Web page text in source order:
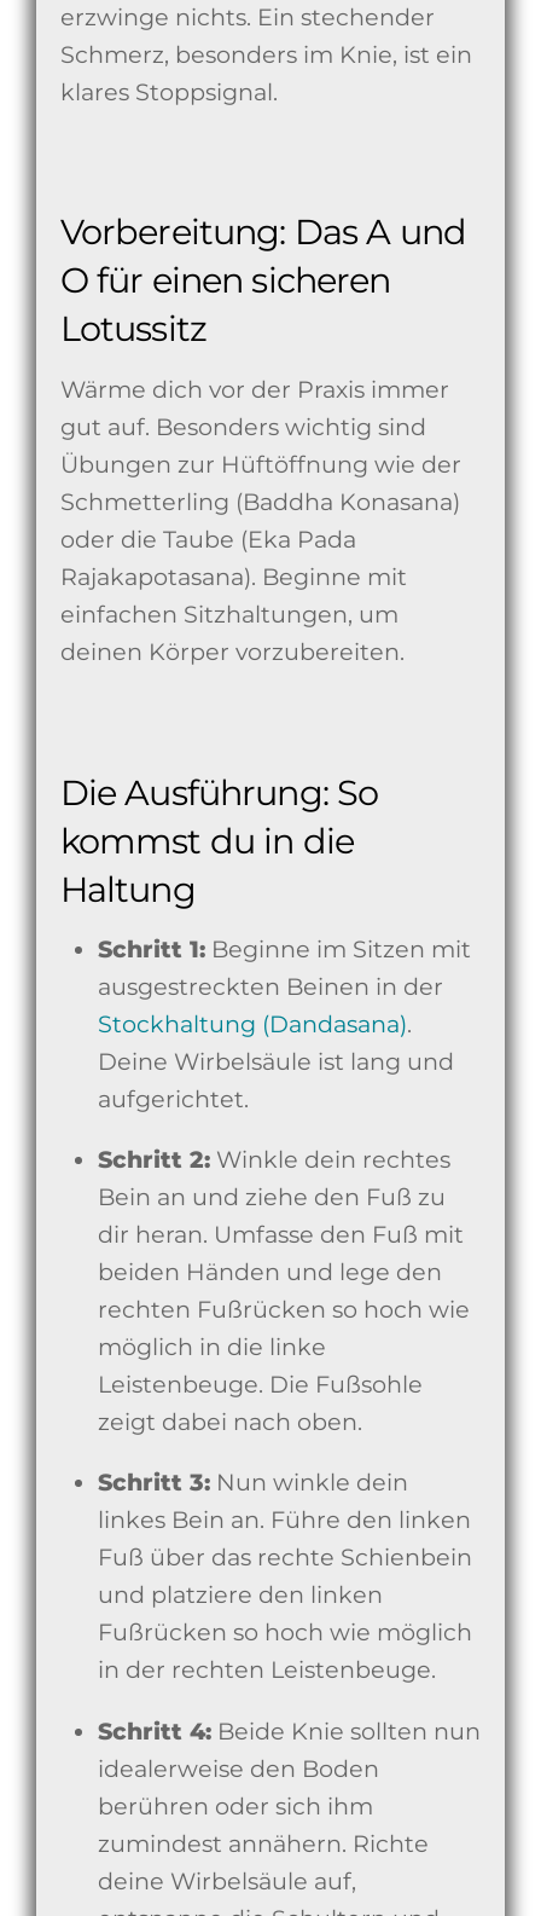
erzwinge nichts. Ein stechender
Schmerz, besonders im Knie, ist ein
klares Stoppsignal.
Vorbereitung: Das A und
O für einen sicheren
Lotussitz
Wärme dich vor der Praxis immer
gut auf. Besonders wichtig sind
Übungen zur Hüftöffnung wie der
Schmetterling (Baddha Konasana)
oder die Taube (Eka Pada
Rajakapotasana). Beginne mit
einfachen Sitzhaltungen, um
deinen Körper vorzubereiten.
Die Ausführung: So
kommst du in die
Haltung
Schritt 1:Beginne im Sitzen mit
ausgestreckten Beinen in der
Stockhaltung (Dandasana).
Deine Wirbelsäule ist lang und
aufgerichtet.
Schritt 2:Winkle dein rechtes
Bein an und ziehe den Fuß zu
dir heran. Umfasse den Fuß mit
beiden Händen und lege den
rechten Fußrücken so hoch wie
möglich in die linke
Leistenbeuge. Die Fußsohle
zeigt dabei nach oben.
Schritt 3:Nun winkle dein
linkes Bein an. Führe den linken
Fuß über das rechte Schienbein
und platziere den linken
Fußrücken so hoch wie möglich
in der rechten Leistenbeuge.
Schritt 4:Beide Knie sollten nun
idealerweise den Boden
berühren oder sich ihm
zumindest annähern. Richte
deine Wirbelsäule auf,